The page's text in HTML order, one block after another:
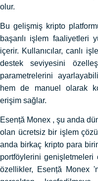
olur.
Bu gelişmiş kripto
başarılı işlem faaliyetleri
içerir. Kullanıcılar, canlı
destek seviyesini
parametrelerini
hem de manuel olarak
erişim sağlar.
Esență Monex , şu anda
olan ücretsiz bir işlem
anda birkaç kripto para
portföylerini
özellikler, Esență Monex